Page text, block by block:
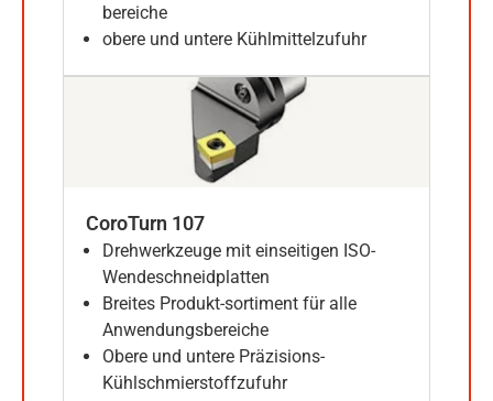
bereiche
obere und untere Kühlmittelzufuhr
CoroTurn 107
Drehwerkzeuge mit einseitigen ISO-
Wendeschneidplatten
Breites Produkt-sortiment für alle
Anwendungsbereiche
Obere und untere Präzisions-
Kühlschmierstoffzufuhr